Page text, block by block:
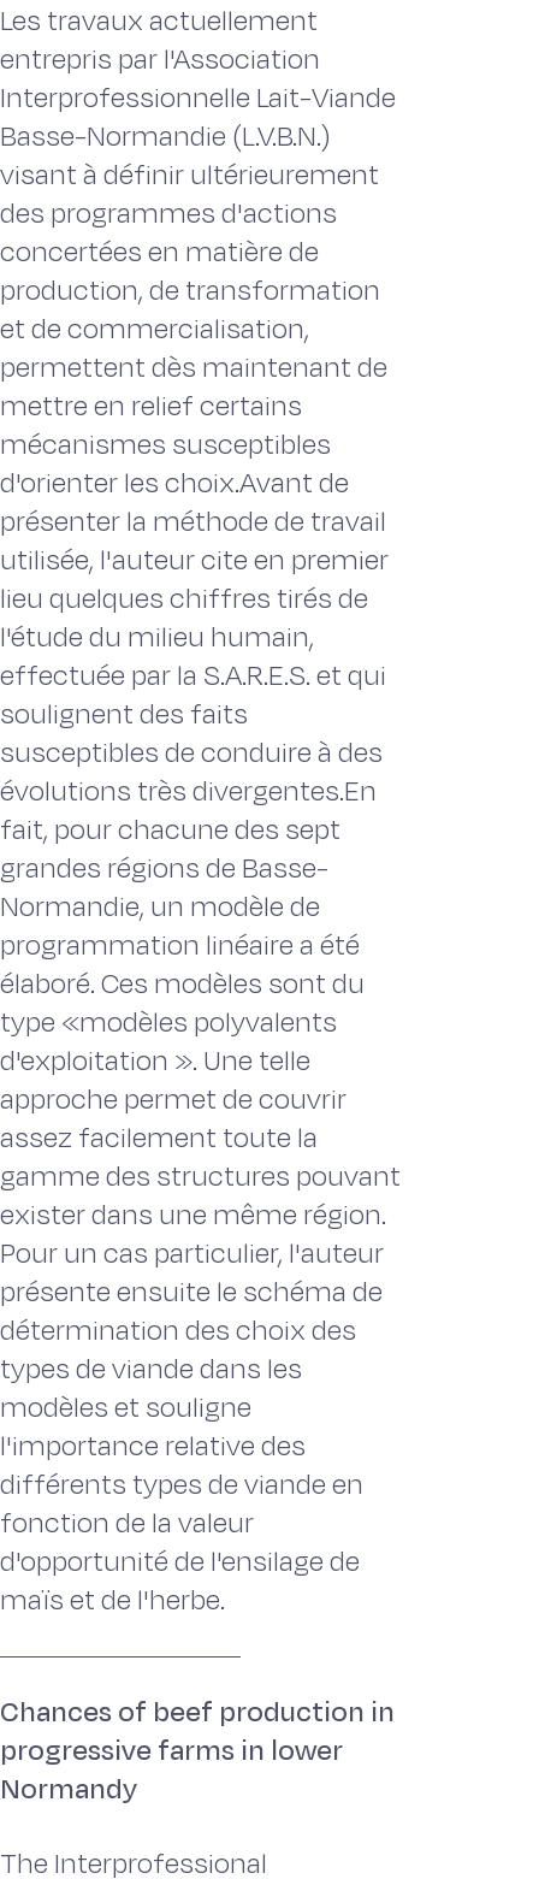
Les travaux actuellement
entrepris par l'Association
Interprofessionnelle Lait-Viande
Basse-Normandie (L.V.B.N.)
visant à définir ultérieurement
des programmes d'actions
concertées en matière de
production, de transformation
et de commercialisation,
permettent dès maintenant de
mettre en relief certains
mécanismes susceptibles
d'orienter les choix.Avant de
présenter la méthode de travail
utilisée, l'auteur cite en premier
lieu quelques chiffres tirés de
l'étude du milieu humain,
effectuée par la S.A.R.E.S. et qui
soulignent des faits
susceptibles de conduire à des
évolutions très divergentes.En
fait, pour chacune des sept
grandes régions de Basse-
Normandie, un modèle de
programmation linéaire a été
élaboré. Ces modèles sont du
type «modèles polyvalents
d'exploitation ». Une telle
approche permet de couvrir
assez facilement toute la
gamme des structures pouvant
exister dans une même région.
Pour un cas particulier, l'auteur
présente ensuite le schéma de
détermination des choix des
types de viande dans les
modèles et souligne
l'importance relative des
différents types de viande en
fonction de la valeur
d'opportunité de l'ensilage de
maïs et de l'herbe.
Chances of beef production in
progressive farms in lower
Normandy
The Interprofessional